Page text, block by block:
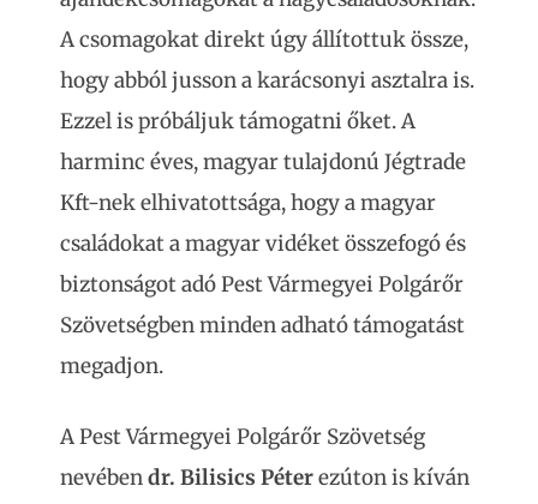
A csomagokat direkt úgy állítottuk össze,
hogy abból jusson a karácsonyi asztalra is.
Ezzel is próbáljuk támogatni őket. A
harminc éves, magyar tulajdonú Jégtrade
Kft-nek elhivatottsága, hogy a magyar
családokat a magyar vidéket összefogó és
biztonságot adó Pest Vármegyei Polgárőr
Szövetségben minden adható támogatást
megadjon.
A Pest Vármegyei Polgárőr Szövetség
nevébendr. Bilisics Péterezúton is kíván